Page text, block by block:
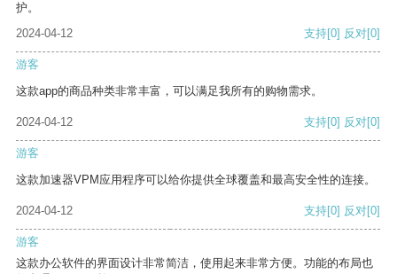
护。
2024-04-12
支持[0] 反对[0]
游客
这款app的商品种类非常丰富，可以满足我所有的购物需求。
2024-04-12 支持[0] 反对[0]
游客
这款加速器VPM应用程序可以给你提供全球覆盖和最高安全性的连接。
2024-04-12 支持[0] 反对[0]
游客
这款办公软件的界面设计非常简洁，使用起来非常方便。功能的布局也